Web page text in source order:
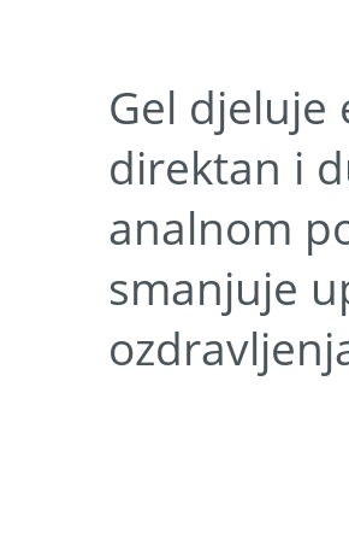
Gel djeluje
direktan i
analnom
smanjuje